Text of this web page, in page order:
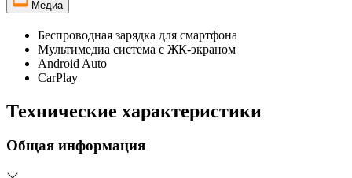
Медиа
Беспроводная зарядка для смартфона
Мультимедиа система с ЖК-экраном
Android Auto
CarPlay
Технические характеристики
Общая информация